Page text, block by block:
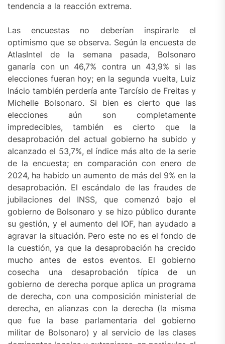
tendencia a la reacción extrema.
Las encuestas no deberían inspirarle el
optimismo que se observa. Según la encuesta de
AtlasIntel de la semana pasada, Bolsonaro
ganaría con un 46,7% contra un 43,9% si las
elecciones fueran hoy; en la segunda vuelta, Luiz
Inácio también perdería ante Tarcísio de Freitas y
Michelle Bolsonaro. Si bien es cierto que las
elecciones aún son completamente
impredecibles, también es cierto que la
desaprobación del actual gobierno ha subido y
alcanzado el 53,7%, el índice más alto de la serie
de la encuesta; en comparación con enero de
2024, ha habido un aumento de más del 9% en la
desaprobación. El escándalo de las fraudes de
jubilaciones del INSS, que comenzó bajo el
gobierno de Bolsonaro y se hizo público durante
su gestión, y el aumento del IOF, han ayudado a
agravar la situación. Pero este no es el fondo de
la cuestión, ya que la desaprobación ha crecido
mucho antes de estos eventos. El gobierno
cosecha una desaprobación típica de un
gobierno de derecha porque aplica un programa
de derecha, con una composición ministerial de
derecha, en alianzas con la derecha (la misma
que fue la base parlamentaria del gobierno
militar de Bolsonaro) y al servicio de las clases